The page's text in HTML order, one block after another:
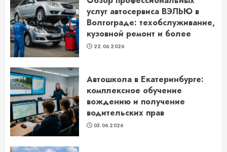
услуг автосервиса ВЭЛЬЮ в
Волгограде: техобслуживание,
кузовной ремонт и более
22.06.2026
Автошкола в Екатеринбурге:
комплексное обучение
вождению и получение
водительских прав
03.06.2026